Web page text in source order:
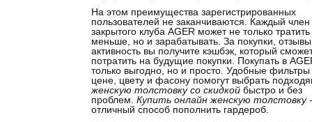
На этом преимущества зарегистрированных
пользователей не заканчиваются. Каждый член
закрытого клуба AGER может не только тратить
меньше, но и зарабатывать. За покупки,
активность вы получите кэшбэк, который
потратить на будущие покупки. Покупать в
только выгодно, но и просто. Удобные
цене, цвету и фасону помогут выбрать
женскую толстовку со скидкой быстро и без
проблем. Купить онлайн женскую толстовку-
отличный способ пополнить гардероб.